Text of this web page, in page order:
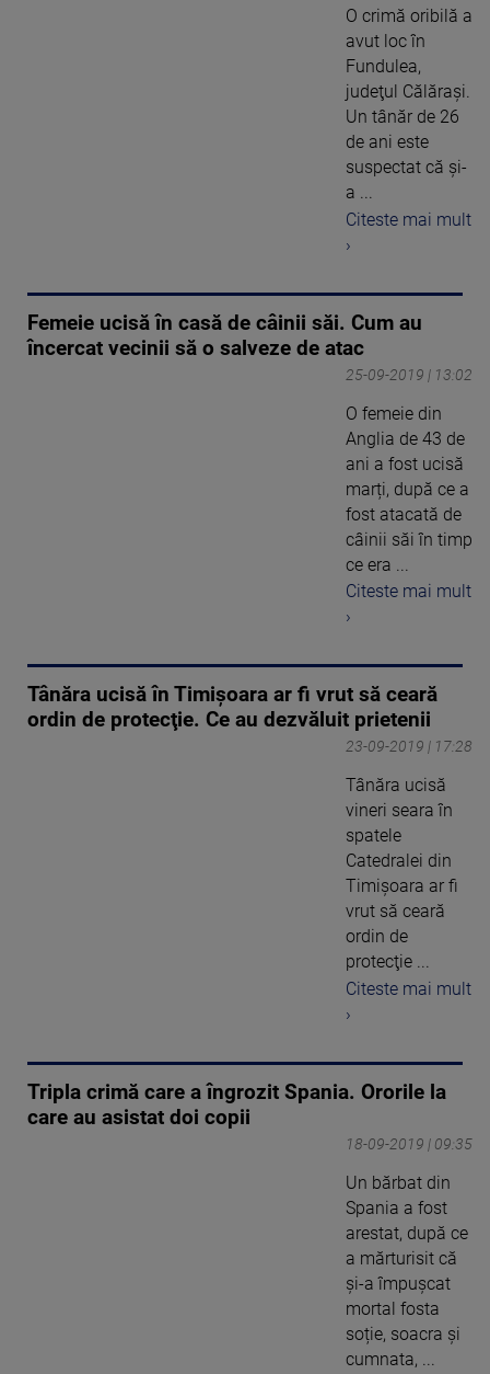
O crimă oribilă a
avut loc în
Fundulea,
judeţul Călăraşi.
Un tânăr de 26
de ani este
suspectat că şi-
a ...
Citeste mai mult
›
Femeie ucisă în casă de câinii săi. Cum au
încercat vecinii să o salveze de atac
25-09-2019 | 13:02
O femeie din
Anglia de 43 de
ani a fost ucisă
marți, după ce a
fost atacată de
câinii săi în timp
ce era ...
Citeste mai mult
›
Tânăra ucisă în Timişoara ar fi vrut să ceară
ordin de protecţie. Ce au dezvăluit prietenii
23-09-2019 | 17:28
Tânăra ucisă
vineri seara în
spatele
Catedralei din
Timişoara ar fi
vrut să ceară
ordin de
protecţie ...
Citeste mai mult
›
Tripla crimă care a îngrozit Spania. Ororile la
care au asistat doi copii
18-09-2019 | 09:35
Un bărbat din
Spania a fost
arestat, după ce
a mărturisit că
și-a împușcat
mortal fosta
soție, soacra și
cumnata, ...